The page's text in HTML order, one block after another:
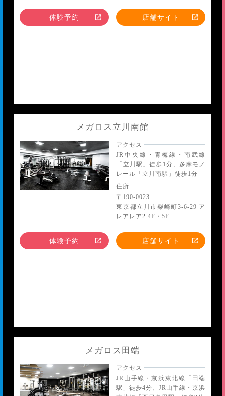
体験予約 店舗サイト
メガロス立川南館
アクセス
JR中央線・青梅線・南武線
「立川駅」徒歩1分、多摩モノ
レール「立川南駅」徒歩1分
住所
〒190-0023
東京都立川市柴崎町3-6-29 ア
レアレア2 4F・5F
体験予約 店舗サイト
メガロス田端
アクセス
JR山手線・京浜東北線「田端
駅」徒歩4分、JR山手線・京浜